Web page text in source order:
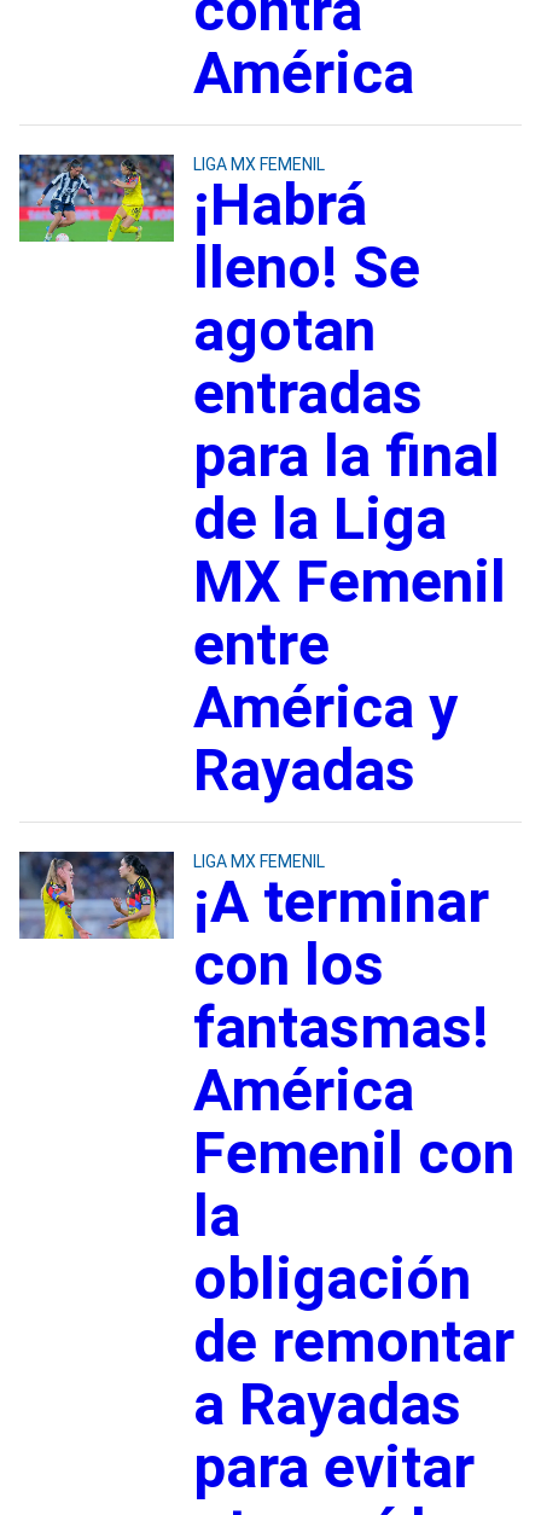
América
LIGA MX FEMENIL
¡Habrá
lleno! Se
agotan
entradas
para la final
de la Liga
MX Femenil
entre
América y
Rayadas
LIGA MX FEMENIL
¡A terminar
con los
fantasmas!
América
Femenil con
la
obligación
de remontar
a Rayadas
para evitar